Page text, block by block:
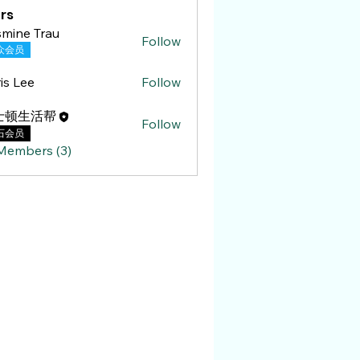
Trau
Trau
会员
Follow
Lee Follow
顿生活帮
会员
Follow
(3)